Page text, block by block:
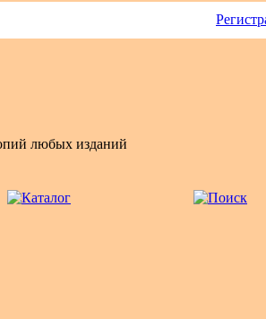
любых изданий